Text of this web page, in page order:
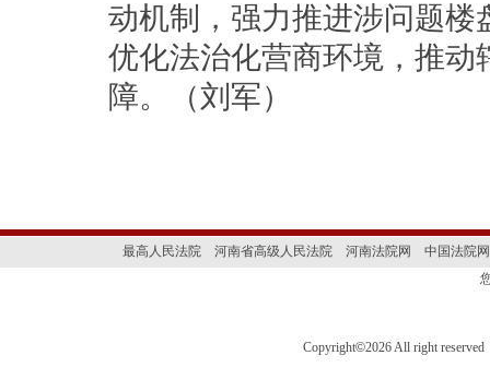
动机制，强力推进涉问题
优化法治化营商环境，推
障。（刘军）
最高人民法院 河南省高级人民法院 河南法院网
中国法院网
Copyright©2026 All right